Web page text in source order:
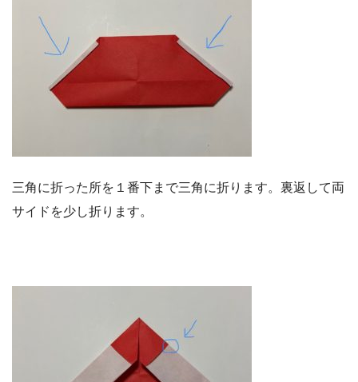
三角に折った所を１番下まで三角に折ります。裏返して両
サイドを少し折ります。